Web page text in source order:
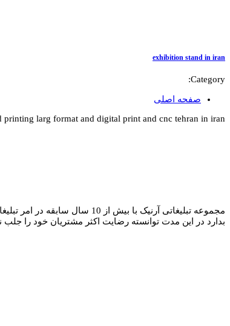
exhibition stand in iran
Category:
صفحه اصلی
printing larg format and digital print and cnc tehran in iran
مجموعه تبلیغاتی آرنیک با
بدارد در این مدت توانسته رضایت اکثر مشتریان خود را جلب